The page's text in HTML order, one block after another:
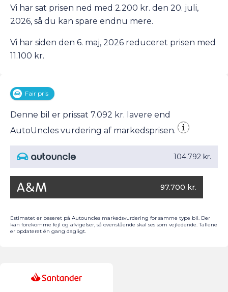
Vi har sat prisen ned med 2.200 kr. den 20. juli,
2026, så du kan spare endnu mere.
Vi har siden den 6. maj, 2026 reduceret prisen med
11.100 kr.
Fair pris
Denne bil er prissat 7.092 kr. lavere end
AutoUncles vurdering af markedsprisen.
104.792 kr.
97.700 kr.
Estimatet er baseret på Autouncles markedsvurdering for samme type bil. Der
kan forekomme fejl og afvigelser, så ovenstående skal ses som vejledende. Tallene
er opdateret én gang dagligt.